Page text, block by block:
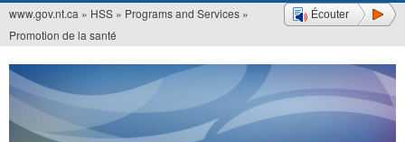
Écouter
Vous
êtes
ici
www.gov.nt.ca » HSS » Programs and Services »
Promotion de la santé